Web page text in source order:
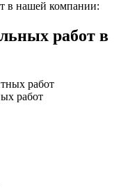
работ в
работ